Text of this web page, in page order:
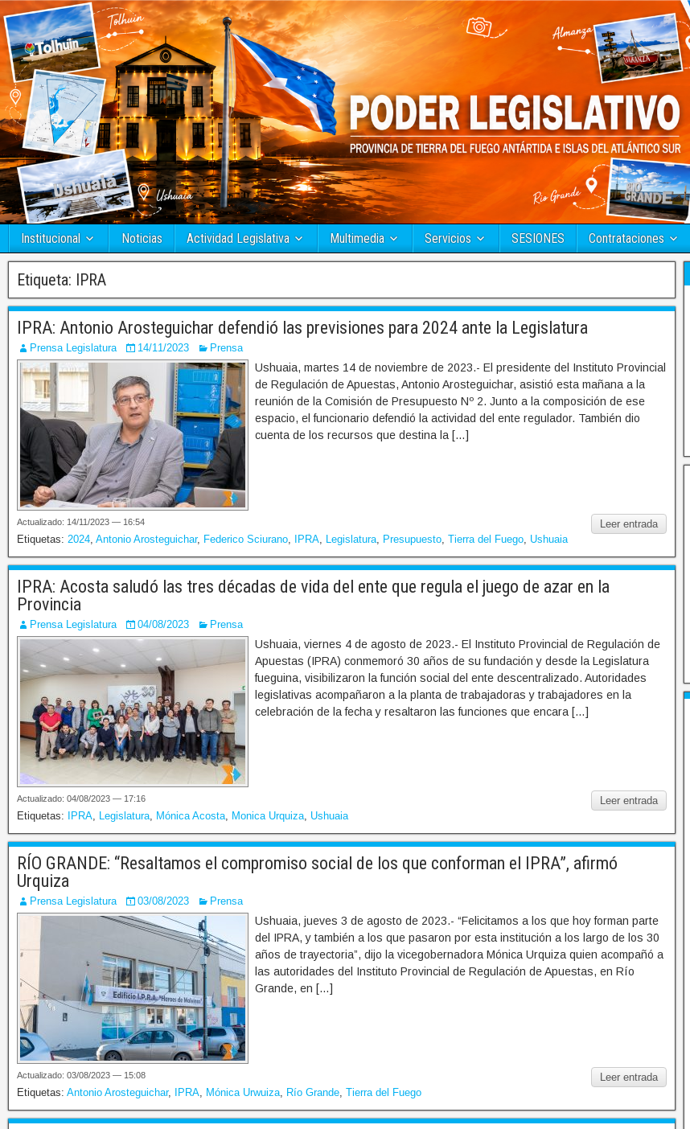
Institucional Noticias Actividad Legislativa Multimedia Servicios SESIONES Contrataciones
Etiqueta: IPRA
IPRA: Antonio Arosteguichar defendió las previsiones para 2024 ante la Legislatura
Prensa Legislatura 14/11/2023 Prensa
Ushuaia, martes 14 de noviembre de 2023.- El presidente del Instituto Provincial
de Regulación de Apuestas, Antonio Arosteguichar, asistió esta mañana a la
reunión de la Comisión de Presupuesto Nº 2. Junto a la composición de ese
espacio, el funcionario defendió la actividad del ente regulador. También dio
cuenta de los recursos que destina la […]
Leer entrada
Actualizado: 14/11/2023 — 16:54
Etiquetas: 2024, Antonio Arosteguichar, Federico Sciurano, IPRA, Legislatura, Presupuesto, Tierra del Fuego, Ushuaia
IPRA: Acosta saludó las tres décadas de vida del ente que regula el juego de azar en la
Provincia
Prensa Legislatura 04/08/2023 Prensa
Ushuaia, viernes 4 de agosto de 2023.- El Instituto Provincial de Regulación de
Apuestas (IPRA) conmemoró 30 años de su fundación y desde la Legislatura
fueguina, visibilizaron la función social del ente descentralizado. Autoridades
legislativas acompañaron a la planta de trabajadoras y trabajadores en la
celebración de la fecha y resaltaron las funciones que encara […]
Leer entrada
Actualizado: 04/08/2023 — 17:16
Etiquetas: IPRA, Legislatura, Mónica Acosta, Monica Urquiza, Ushuaia
RÍO GRANDE: “Resaltamos el compromiso social de los que conforman el IPRA”, afirmó
Urquiza
Prensa Legislatura 03/08/2023 Prensa
Ushuaia, jueves 3 de agosto de 2023.- “Felicitamos a los que hoy forman parte
del IPRA, y también a los que pasaron por esta institución a los largo de los 30
años de trayectoria”, dijo la vicegobernadora Mónica Urquiza quien acompañó a
las autoridades del Instituto Provincial de Regulación de Apuestas, en Río
Grande, en […]
Leer entrada
Actualizado: 03/08/2023 — 15:08
Etiquetas: Antonio Arosteguichar, IPRA, Mónica Urwuiza, Río Grande, Tierra del Fuego